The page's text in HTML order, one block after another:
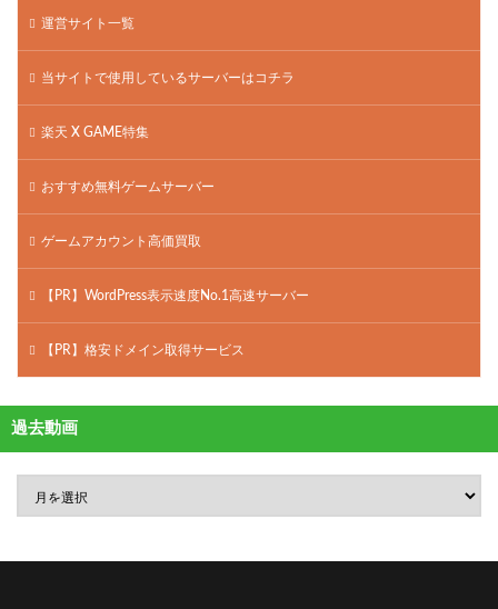
運営サイト一覧
当サイトで使用しているサーバーはコチラ
楽天 X GAME特集
おすすめ無料ゲームサーバー
ゲームアカウント高価買取
【PR】WordPress表示速度No.1高速サーバー
【PR】格安ドメイン取得サービス
過去動画